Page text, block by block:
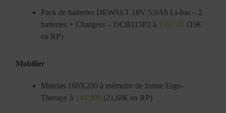
Pack de batteries DEWALT 18V 5.0Ah Li-Ion – 2
batteries + Chargeur – DCB115P2 à 159,74€ (19€
en RP)
Mobilier
Matelas 160X200 à mémoire de forme Ergo-
Therapy à 144,90€ (21,60€ en RP)